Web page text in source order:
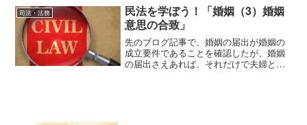
一定の関与をしている者などに、著作隣
接権を認めている。著作権...
司法・法務
民法を学ぼう！「婚姻（3）婚姻
意思の合致」
先のブログ記事で、婚姻の届出が婚姻の
成立要件であることを確認したが、婚姻
の届出さえあれば、それだけで夫婦とし